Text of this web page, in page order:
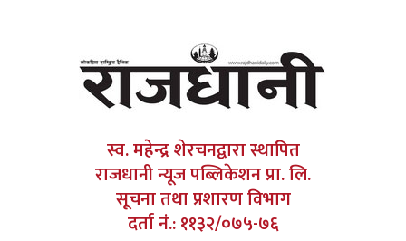
स्व. महेन्द्र शेरचनद्वारा स्थापित
राजधानी न्यूज पब्लिकेशन प्रा. लि.
सूचना तथा प्रशारण विभाग
दर्ता नं.: ११३२/०७५-७६